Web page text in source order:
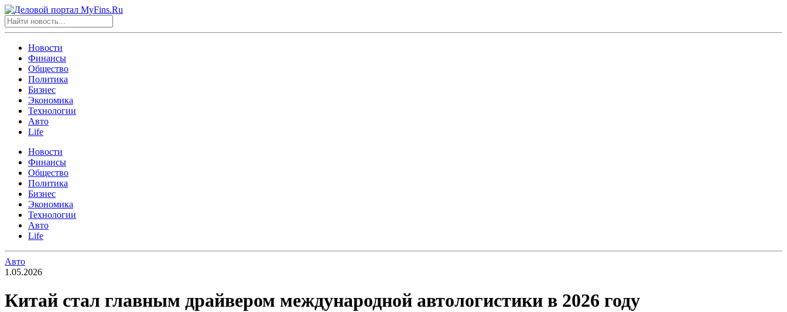
Новости
Финансы
Общество
Политика
Бизнес
Экономика
Технологии
Авто
Life
Новости
Финансы
Общество
Политика
Бизнес
Экономика
Технологии
Авто
Life
Авто
1.05.2026
Китай стал главным драйвером международной автологистики в 2026 году